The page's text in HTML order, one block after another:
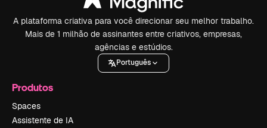
A plataforma criativa para você direcionar seu melhor trabalho.
Mais de 1 milhão de assinantes entre criativos, empresas,
agências e estúdios.
Português
Produtos
Spaces
Assistente de IA